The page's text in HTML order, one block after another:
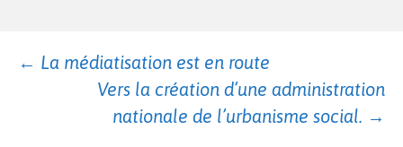
Navigation
← La médiatisation est en route
Vers la création d’une administration
nationale de l’urbanisme social. →